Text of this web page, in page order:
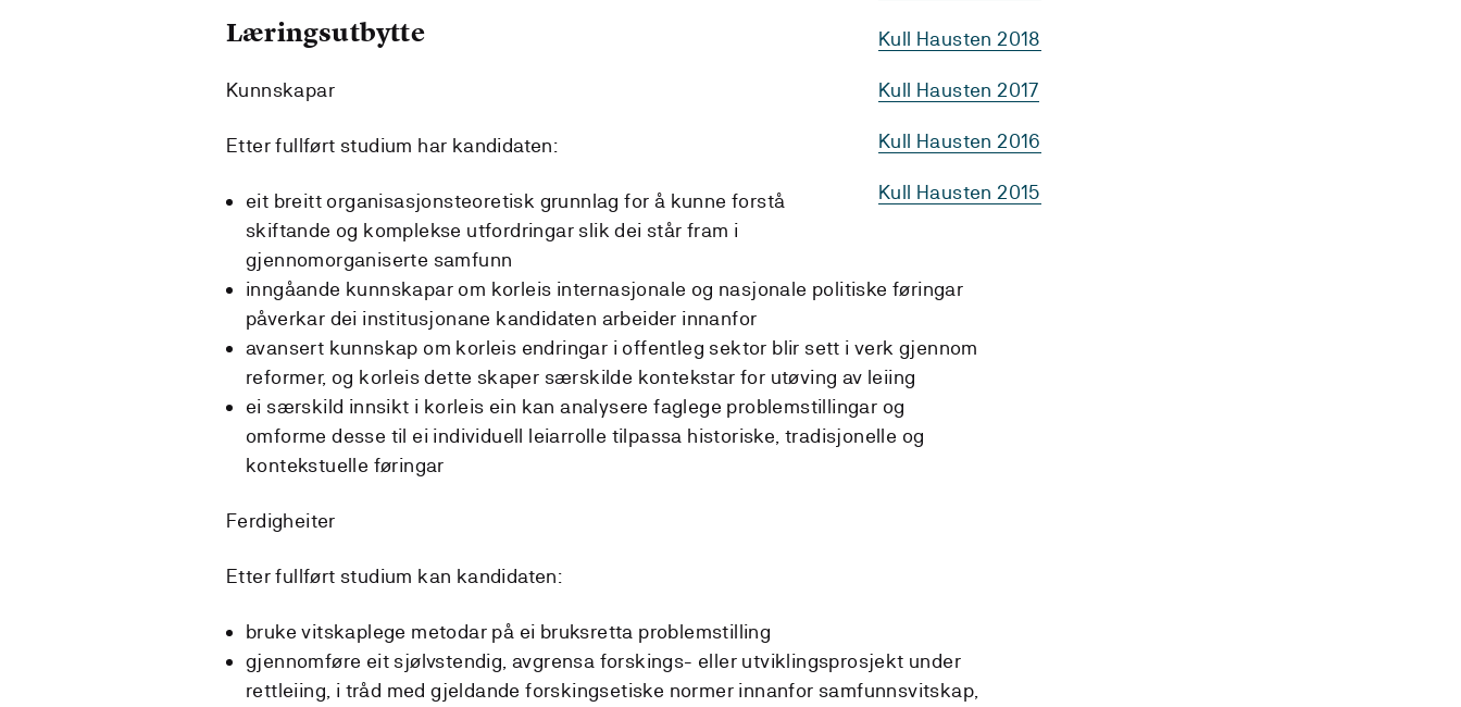
Kull Hausten 2018
Kull Hausten 2017
Kull Hausten 2016
Kull Hausten 2015
Læringsutbytte
Kunnskapar
Etter fullført studium har kandidaten:
eit breitt organisasjonsteoretisk grunnlag for å kunne forstå
skiftande og komplekse utfordringar slik dei står fram i
gjennomorganiserte samfunn
inngåande kunnskapar om korleis internasjonale og nasjonale politiske føringar
påverkar dei institusjonane kandidaten arbeider innanfor
avansert kunnskap om korleis endringar i offentleg sektor blir sett i verk gjennom
reformer, og korleis dette skaper særskilde kontekstar for utøving av leiing
ei særskild innsikt i korleis ein kan analysere faglege problemstillingar og
omforme desse til ei individuell leiarrolle tilpassa historiske, tradisjonelle og
kontekstuelle føringar
Ferdigheiter
Etter fullført studium kan kandidaten:
bruke vitskaplege metodar på ei bruksretta problemstilling
gjennomføre eit sjølvstendig, avgrensa forskings- eller utviklingsprosjekt under
rettleiing, i tråd med gjeldande forskingsetiske normer innanfor samfunnsvitskap,